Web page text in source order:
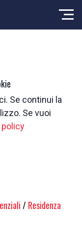
Se continui la
Se vuoi
policy
/ Residenza